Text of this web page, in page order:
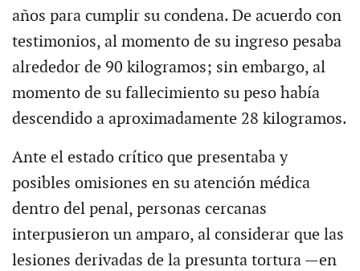
años para cumplir su condena. De acuerdo con
testimonios, al momento de su ingreso pesaba
alrededor de 90 kilogramos; sin embargo, al
momento de su fallecimiento su peso había
descendido a aproximadamente 28 kilogramos.
Ante el estado crítico que presentaba y
posibles omisiones en su atención médica
dentro del penal, personas cercanas
interpusieron un amparo, al considerar que las
lesiones derivadas de la presunta tortura —en